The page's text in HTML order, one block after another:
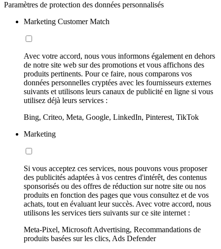
Paramètres de protection des données personnalisés
Marketing Customer Match
Avec votre accord, nous vous informons également en dehors
de notre site web sur des promotions et vous affichons des
produits pertinents. Pour ce faire, nous comparons vos
données personnelles cryptées avec les fournisseurs externes
suivants et utilisons leurs canaux de publicité en ligne si vous
utilisez déjà leurs services :
Bing, Criteo, Meta, Google, LinkedIn, Pinterest, TikTok
Marketing
Si vous acceptez ces services, nous pouvons vous proposer
des publicités adaptées à vos centres d'intérêt, des contenus
sponsorisés ou des offres de réduction sur notre site ou nos
produits en fonction des pages que vous consultez et de vos
achats, tout en évaluant leur succès. Avec votre accord, nous
utilisons les services tiers suivants sur ce site internet :
Meta-Pixel, Microsoft Advertising, Recommandations de
produits basées sur les clics, Ads Defender